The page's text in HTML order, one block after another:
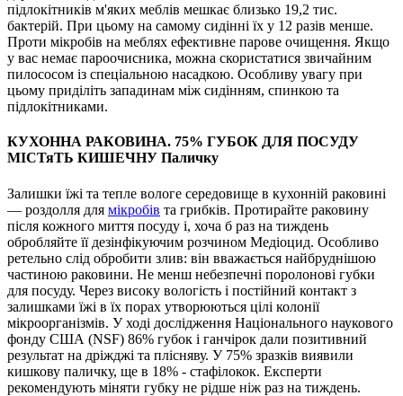
підлокітників м'яких меблів мешкає близько 19,2 тис.
бактерій. При цьому на самому сидінні їх у 12 разів менше.
Проти мікробів на меблях ефективне парове очищення. Якщо
у вас немає пароочисника, можна скористатися звичайним
пилососом із спеціальною насадкою. Особливу увагу при
цьому приділіть западинам між сидінням, спинкою та
підлокітниками.
КУХОННА РАКОВИНА. 75% ГУБОК ДЛЯ ПОСУДУ
МІСТяТЬ КИШЕЧНУ Паличку
Залишки їжі та тепле вологе середовище в кухонній раковині
— роздолля для мікробів та грибків. Протирайте раковину
після кожного миття посуду і, хоча б раз на тиждень
обробляйте її дезінфікуючим розчином Медіоцид. Особливо
ретельно слід обробити злив: він вважається найбруднішою
частиною раковини. Не менш небезпечні поролонові губки
для посуду. Через високу вологість і постійний контакт з
залишками їжі в їх порах утворюються цілі колонії
мікроорганізмів. У ході дослідження Національного наукового
фонду США (NSF) 86% губок і ганчірок дали позитивний
результат на дріжджі та плісняву. У 75% зразків виявили
кишкову паличку, ще в 18% - стафілокок. Експерти
рекомендують міняти губку не рідше ніж раз на тиждень.